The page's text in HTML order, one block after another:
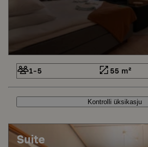
1-5 55 m²
Kontrolli üksikasju
Suite